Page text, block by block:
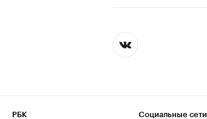
РБК Социальные сети